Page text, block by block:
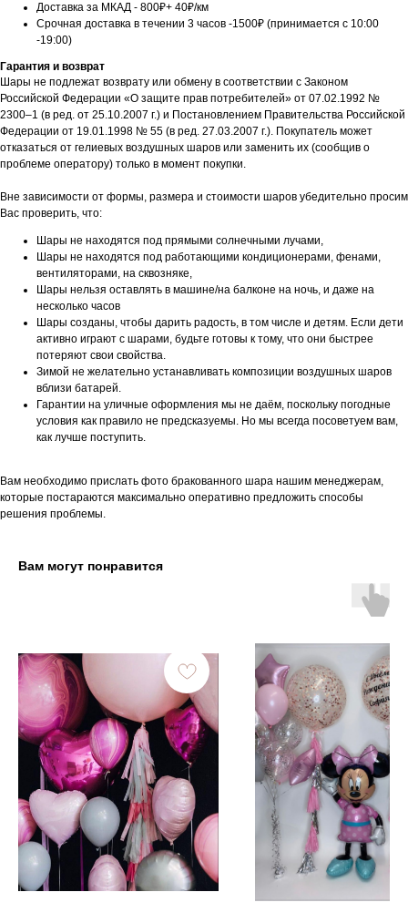
Доставка за МКАД - 800₽+ 40₽/км
Срочная доставка в течении 3 часов -1500₽ (принимается с 10:00
-19:00)
Гарантия и возврат
Шары не подлежат возврату или обмену в соответствии с Законом
Российской Федерации «О защите прав потребителей» от 07.02.1992 №
2300–1 (в ред. от 25.10.2007 г.) и Постановлением Правительства Российской
Федерации от 19.01.1998 № 55 (в ред. 27.03.2007 г.). Покупатель может
отказаться от гелиевых воздушных шаров или заменить их (сообщив о
проблеме оператору) только в момент покупки.
Вне зависимости от формы, размера и стоимости шаров убедительно просим
Вас проверить, что:
Шары не находятся под прямыми солнечными лучами,
Шары не находятся под работающими кондиционерами, фенами,
вентиляторами, на сквозняке,
Шары нельзя оставлять в машине/на балконе на ночь, и даже на
несколько часов
Шары созданы, чтобы дарить радость, в том числе и детям. Если дети
активно играют с шарами, будьте готовы к тому, что они быстрее
потеряют свои свойства.
Зимой не желательно устанавливать композиции воздушных шаров
вблизи батарей.
Гарантии на уличные оформления мы не даём, поскольку погодные
условия как правило не предсказуемы. Но мы всегда посоветуем вам,
как лучше поступить.
Вам необходимо прислать фото бракованного шара нашим менеджерам,
которые постараются максимально оперативно предложить способы
решения проблемы.
Вам могут понравится